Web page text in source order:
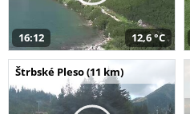
16:12 12,6 °C
Štrbské Pleso (11 km)